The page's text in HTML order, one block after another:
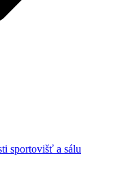
sportovišť a sálu